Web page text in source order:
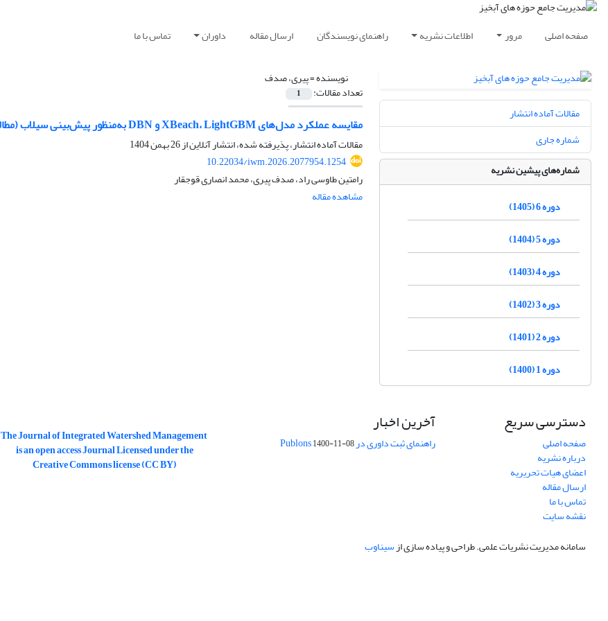
صفحه اصلی مرور اطلاعات نشریه راهنمای نویسندگان ارسال مقاله داوران تماس با ما
نویسنده =پیری، صدف
تعداد مقالات: 1
مقایسه عملکرد مدل‌های XBeach، LightGBM و DBN به‌منظور پیش‌بینی سیلاب (مطالعه موردی: حوزه‌آبخیز طالقان)
مقالات آماده انتشار، پذیرفته شده، انتشار آنلاین از26 بهمن 1404
10.22034/iwm.2026.2077954.1254
رامتین طاوسی راد، صدف پیری، محمد انصاری قوجقار
مشاهده مقاله
مقالات آماده انتشار
شماره جاری
شماره‌های پیشین نشریه
دوره 6 (1405)
دوره 5 (1404)
دوره 4 (1403)
دوره 3 (1402)
دوره 2 (1401)
دوره 1 (1400)
دسترسی سریع
صفحه اصلی
درباره نشریه
اعضای هیات تحریریه
ارسال مقاله
تماس با ما
نقشه سایت
آخرین اخبار
راهنمای ثبت داوری در Publons1400-11-08
The Journal of Integrated Watershed Management
is an open access Journal Licensed under the
Creative Commons license (CC BY)
سامانه مدیریت نشریات علمی.طراحی و پیاده سازی ازسیناوب